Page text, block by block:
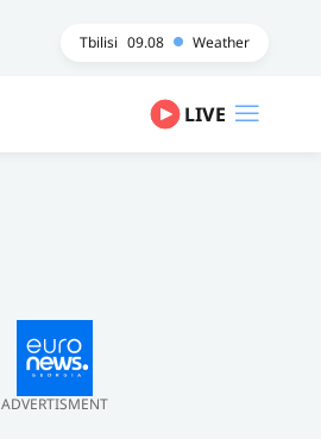
Tbilisi 09.08 Weather
LIVE
ADVERTISMENT